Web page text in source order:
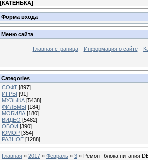
[КАТЕНЬКА]
Форма входа
Меню сайта
Главная страница Информация о сайте
Categories
СОФТ [897]
ИГРЫ [91]
МУЗЫКА [5438]
ФИЛЬМЫ [184]
МОБИЛА [180]
ВИДЕО [5482]
ОБОИ [390]
ЮМОР [354]
РАЗНОЕ [1288]
Главная » 2017 » Февраль » 3 » Ремонт блока питания